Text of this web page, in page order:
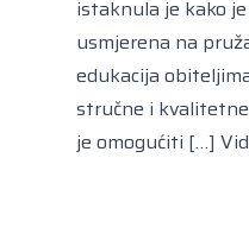
istaknula je kako
usmjerena na
edukacija
stručne i
je omogućiti […]